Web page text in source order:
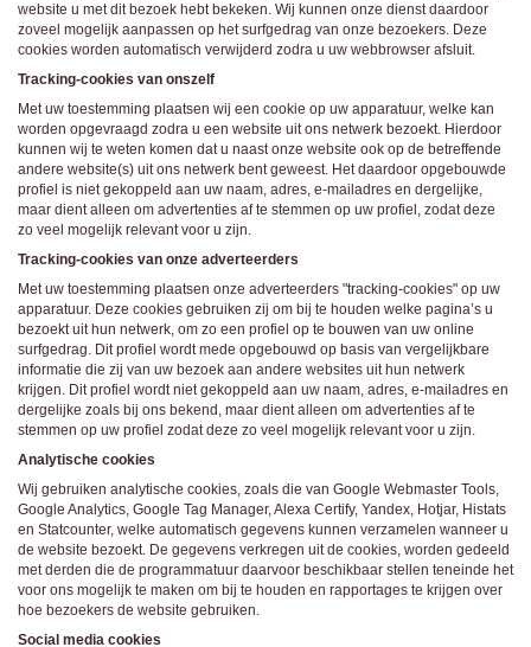
zijn. Bovendien kun je naar aanleiding daarvan beoordelen in hoeverre jouw kind
geïnteresseerd is in bepaalde websites, zodat je bovenstaande tips kunt hanteren.
Praat met jouw kinderen
. Leer jouw minderjarige kinderen dat ze nooit
persoonsgegevens of persoonlijke informatie via internet moeten verstrekken aan
vreemden, bijvoorbeeld via een chatwebsite. Leer ze ook dat niet iedereen op
internet hoeft te zijn wie ze zeggen te zijn en dat men wel eens verkeerde
bedoelingen kan hebben als iemand via het internet contact opneemt met jouw
kind. Vertel jouw kinderen bovendien dat ze niet met vreemde andere minderjarigen
die zij online hebben ontmoet, moeten afspreken zonder daarover eerst met jou te
overleggen. Ook is het raadzaam jouw kind te vertellen dat hij jou meteen moet
laten weten wanneer iemand op internet contact met hem opneemt of wanneer
jouw kind seksueel getinte content of andere content waarvan hij schrikt, op
internet tegenkomt.
Via deze website verleent
chatdiensten voor entertainmentdoeleinden. Om van deze diensten gebruik te kunnen
maken, heb je credits nodig. Je ontvangt er bij jouw aanmelding een paar gratis, maar
bestelling van credits en op de paginaKosten.
behoudt zich het recht voor om zelf profielen op deze website aan te
maken en namens deze profielen berichten aan jou als gebruiker te verzenden. Door
gebruik van deze website begrijp en accepteer je dat de profielen op deze website
gefingeerd zijn. Deze gefingeerde profielen zijn alleen aangemaakt om berichten en
flirts mee uit te wisselen; fysieke afspraken met de persoon achter een gefingeerd
profiel zijn dan ook niet mogelijk.
Deze site wordt beschermd door reCAPTCHA, hetPrivacybeleiden deAlgemene
van Google zijn van toepassing.
hanteert een beschermplan met als doel het herkennen en in
bescherming nemen van consumenten die de aard van de diensten op deze website
derden een toegangsverbod voor jou kunnen aanvragen. Meer informatie hierover tref
je aan op de paginaToegangsverbod.
Op het gebruik van deze website zijn de
algemene voorwaarden
cookieverklaring
enprivacybeleidvan van toepassing. Door op"Akkoord en
doorgaan"te klikken ga je met decookieverklaringen privacybeleidakkoord.
Indien je je op de website registreert, ga je tevens akkoord met dealgemene
voorwaarden.
website u met dit bezoek hebt bekeken. Wij kunnen onze dienst daardoor
zoveel mogelijk aanpassen op het surfgedrag van onze bezoekers. Deze
cookies worden automatisch verwijderd zodra u uw webbrowser afsluit.
Tracking-cookies van onszelf
Met uw toestemming plaatsen wij een cookie op uw apparatuur, welke kan
worden opgevraagd zodra u een website uit ons netwerk bezoekt. Hierdoor
kunnen wij te weten komen dat u naast onze website ook op de betreffende
andere website(s) uit ons netwerk bent geweest. Het daardoor opgebouwde
profiel is niet gekoppeld aan uw naam, adres, e-mailadres en dergelijke,
maar dient alleen om advertenties af te stemmen op uw profiel, zodat deze
zo veel mogelijk relevant voor u zijn.
Tracking-cookies van onze adverteerders
Met uw toestemming plaatsen onze adverteerders "tracking-cookies" op uw
apparatuur. Deze cookies gebruiken zij om bij te houden welke pagina’s u
bezoekt uit hun netwerk, om zo een profiel op te bouwen van uw online
surfgedrag. Dit profiel wordt mede opgebouwd op basis van vergelijkbare
informatie die zij van uw bezoek aan andere websites uit hun netwerk
krijgen. Dit profiel wordt niet gekoppeld aan uw naam, adres, e-mailadres en
dergelijke zoals bij ons bekend, maar dient alleen om advertenties af te
stemmen op uw profiel zodat deze zo veel mogelijk relevant voor u zijn.
Analytische cookies
Wij gebruiken analytische cookies, zoals die van Google Webmaster Tools,
Google Analytics, Google Tag Manager, Alexa Certify, Yandex, Hotjar, Histats
en Statcounter, welke automatisch gegevens kunnen verzamelen wanneer u
de website bezoekt. De gegevens verkregen uit de cookies, worden gedeeld
met derden die de programmatuur daarvoor beschikbaar stellen teneinde het
voor ons mogelijk te maken om bij te houden en rapportages te krijgen over
hoe bezoekers de website gebruiken.
Social media cookies